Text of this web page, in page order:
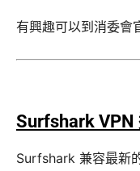
有興趣可以到消委會
Surfshark VPN
Surfshark 兼容最新